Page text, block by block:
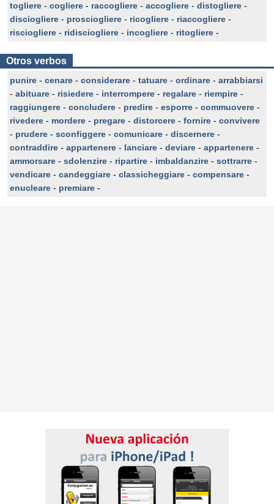
togliere - cogliere - raccogliere - accogliere - distogliere -
disciogliere - prosciogliere - ricogliere - riaccogliere -
risciogliere - ridisciogliere - incogliere - ritogliere -
Otros verbos
punire - cenare - considerare - tatuare - ordinare - arrabbiarsi
- abituare - risiedere - interrompere - regalare - riempire -
raggiungere - concludere - predire - esporre - commuovere -
rivedere - mordere - pregare - distorcere - fornire - convivere
- prudere - sconfiggere - comunicare - discernere -
contraddire - appartenere - lanciare - deviare - appartenere -
ammorsare - sdolenzire - ripartire - imbaldanzire - sottrarre -
vendicare - candeggiare - classicheggiare - compensare -
enucleare - premiare -